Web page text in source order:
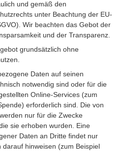
und gemäß den
unter Beachtung der EU-
Wir beachten das Gebot der
und der Transparenz.
grundsätzlich ohne
Daten auf seinen
notwendig sind oder für die
Online-Services (zum
erforderlich sind. Die von
nur für die Zwecke
sie erhoben wurden. Eine
Daten an Dritte findet nur
hinweisen (zum Beispiel